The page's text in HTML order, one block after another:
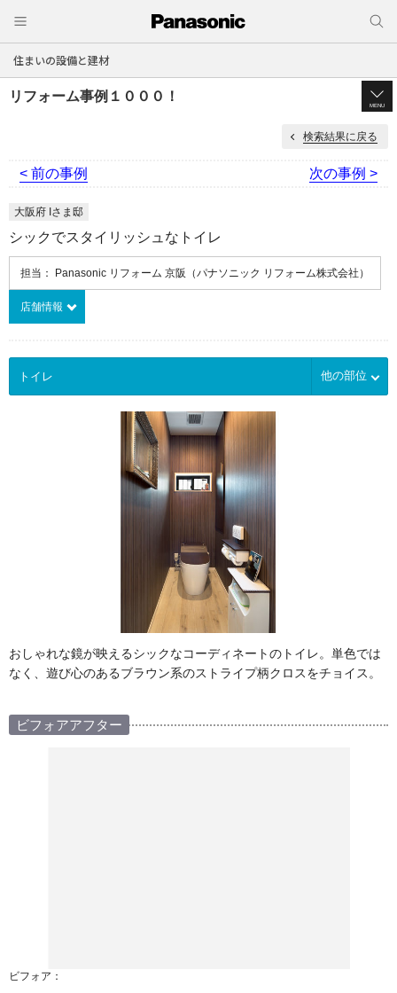
住まいの設備と建材
リフォーム事例１０００！
MENU
検索結果に戻る
< 前の事例 次の事例 >
大阪府 Iさま邸
シックでスタイリッシュなトイレ
担当： Panasonic リフォーム 京阪（パナソニック リフォーム株式会社）
店舗情報
他の部位
おしゃれな鏡が映えるシックなコーディネートのトイレ。単色では
なく、遊び心のあるブラウン系のストライプ柄クロスをチョイス。
ビフォアアフター
ビフォア：